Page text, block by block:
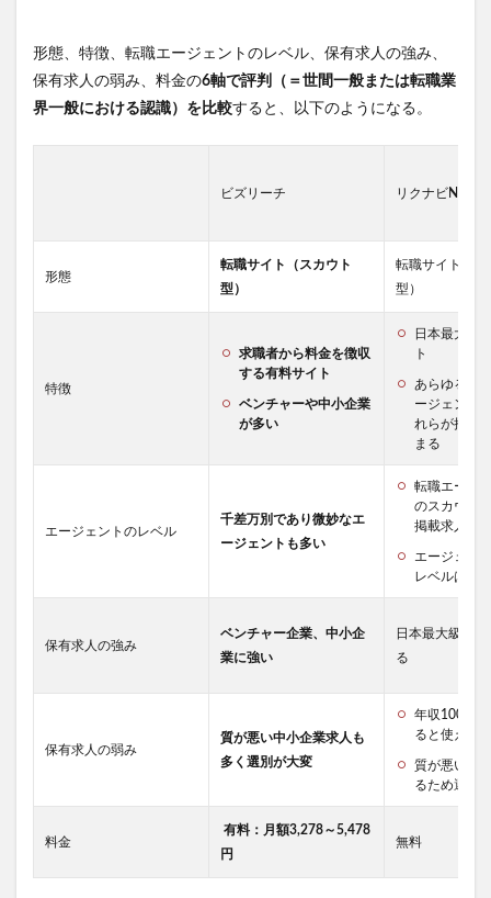
形態、特徴、転職エージェントのレベル、保有求人の強み、
保有求人の弱み、料金の6軸で評判（＝世間一般または転職業
界一般における認識）を比較すると、以下のようになる。
ビズリーチ リクナビNEXT
形態
転職サイト（スカウト
型）
転職サイト（求
型）
特徴
求職者から料金を徴収
する有料サイト
ベンチャーや中小企業
が多い
日本最大級
ト
あらゆる企
ージェント
れらが抱え
まる
エージェントのレベル
千差万別であり微妙なエ
ージェントも多い
転職エージ
のスカウト
掲載求人が
エージェン
レベルは様
保有求人の強み
ベンチャー企業、中小企
業に強い
日本最大級の
る
保有求人の弱み
質が悪い中小企業求人も
多く選別が大変
年収1000万
ると使えな
質が悪いも
るため選別
料金
有料：月額3,278～5,478
円
無料